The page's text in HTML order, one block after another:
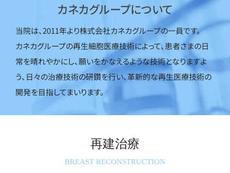
カネカグループについて
当院は、2011年より株式会社カネカグループの一員です。
カネカグループの再生細胞医療技術によって、患者さまの日
常を晴れやかにし、願いをかなえるような技術となりますよ
う、日々の治療技術の研鑽を行い、革新的な再生医療技術の
開発を目指してまいります。
再建治療
BREAST RECONSTRUCTION